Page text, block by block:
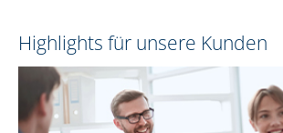
Highlights für unsere Kunden